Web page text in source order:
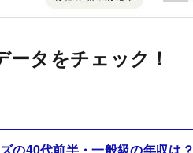
タをチェック！